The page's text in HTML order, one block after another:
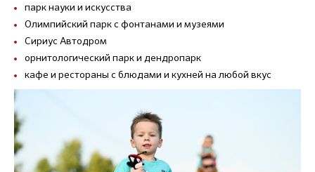
парк науки и искусства
Олимпийский парк с фонтанами и музеями
Сириус Автодром
орнитологический парк и дендропарк
кафе и рестораны с блюдами и кухней на любой вкус